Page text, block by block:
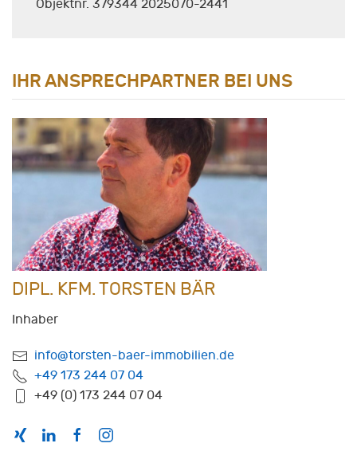
Objektnr. 379344 2025070-2441
IHR ANSPRECHPARTNER BEI UNS
DIPL. KFM. TORSTEN BÄR
Inhaber
info@torsten-baer-immobilien.de
+49 173 244 07 04
+49 (0) 173 244 07 04